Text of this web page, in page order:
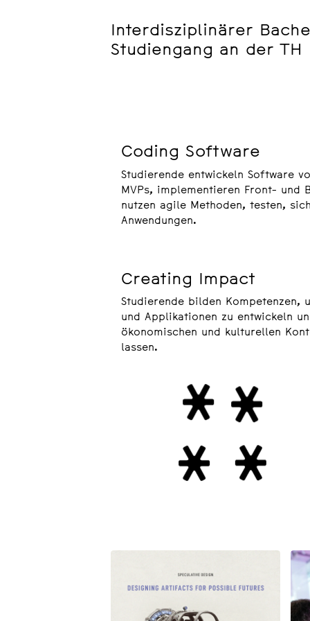
Interdisziplinärer
Studiengang an der TH
Coding Software
Studierende entwickeln Software
MVPs, implementieren Front- und
nutzen agile Methoden, testen,
Anwendungen.
Creating Impact
Studierende bilden Kompetenzen,
und Applikationen zu entwickeln
ökonomischen und kulturellen
lassen.